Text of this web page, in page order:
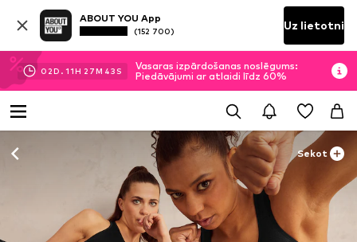
ABOUT YOU App
(152 700) Uz lietotni
02D. 11H 27M 43 S
Vasaras izpārdošanas noslēgums:
Piedāvājumi ar atlaidi līdz 60%
Sekot